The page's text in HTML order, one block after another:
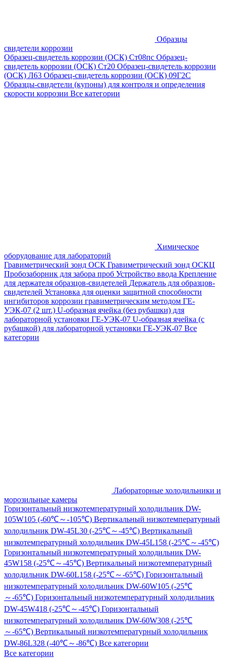
Образцы
свидетели коррозии
Образец-свидетель коррозии (ОСК) Ст08пс Образец-
свидетель коррозии (ОСК) Ст20 Образец-свидетель коррозии
(ОСК) Л63 Образец-свидетель коррозии (ОСК) 09Г2С
Образцы-свидетели (купоны) для контроля и определения
скорости коррозии Все категории
Химическое
оборудование для лабораторий
Гравиметрический зонд ОСК Гравиметрический зонд ОСКЦ
Пробозаборник для забора проб Устройство ввода Крепление
для держателя образцов-свидетелей Держатель для образцов-
свидетелей Установка для оценки защитной способности
ингибиторов коррозии гравиметрическим методом ГЕ-
УЭК-07 (2 шт.) U-образная ячейка (без рубашки) для
лабораторной установки ГЕ-УЭК-07 U-образная ячейка (с
рубашкой) для лабораторной установки ГЕ-УЭК-07 Все
категории
Лабораторные холодильники и
морозильные камеры
Горизонтальный низкотемпературный холодильник DW-
105W105 (-60℃～-105℃) Вертикальный низкотемпературный
холодильник DW-45L30 (-25℃～-45℃) Вертикальный
низкотемпературный холодильник DW-45L158 (-25℃～-45℃)
Горизонтальный низкотемпературный холодильник DW-
45W158 (-25℃～-45℃) Вертикальный низкотемпературный
холодильник DW-60L158 (-25℃～-65℃) Горизонтальный
низкотемпературный холодильник DW-60W105 (-25℃
～-65℃) Горизонтальный низкотемпературный холодильник
DW-45W418 (-25℃～-45℃) Горизонтальный
низкотемпературный холодильник DW-60W308 (-25℃
～-65℃) Вертикальный низкотемпературный холодильник
DW-86L328 (-40℃～-86℃) Все категории
Все категории